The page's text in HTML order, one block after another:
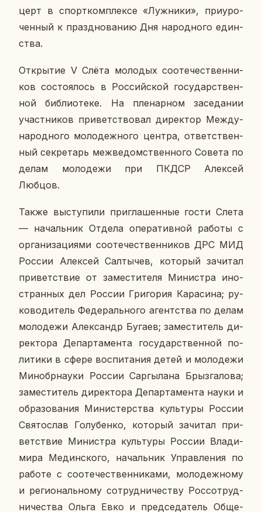
церт в спорт­ком­плек­се «Луж­ни­ки», при­уро­
чен­ный к празд­но­ва­нию Дня на­род­но­го един­
ства.
От­кры­тие V Слёта мо­ло­дых со­оте­че­ствен­ни­
ков со­сто­я­лось в Рос­сий­ской го­су­дар­ствен­
ной биб­лио­те­ке. На пле­нар­ном за­се­да­нии
участ­ни­ков при­вет­ство­вал ди­рек­тор Меж­ду­
на­род­но­го мо­ло­деж­но­го центра, от­вет­ствен­
ный сек­ре­тарь меж­ве­дом­ствен­но­го Совета по
делам мо­ло­де­жи при ПКДСР Алек­сей
Любцов.
Также вы­сту­пи­ли при­гла­шен­ные гости Слета
— на­чаль­ник Отдела опе­ра­тив­ной работы с
ор­га­ни­за­ци­я­ми со­оте­че­ствен­ни­ков ДРС МИД
России Алек­сей Сал­ты­чев, ко­то­рый за­чи­тал
при­вет­ствие от за­ме­сти­те­ля Ми­ни­стра ино­
стран­ных дел России Гри­го­рия Ка­ра­си­на; ру­
ко­во­ди­тель Фе­де­раль­но­го агент­ства по делам
мо­ло­де­жи Алек­сандр Бугаев; за­ме­сти­тель ди­
рек­то­ра Де­пар­та­мен­та го­су­дар­ствен­ной по­
ли­ти­ки в сфере вос­пи­та­ния детей и мо­ло­де­жи
Ми­но­бр­на­у­ки России Сар­гы­ла­на Брыз­га­ло­ва;
за­ме­сти­тель ди­рек­то­ра Де­пар­та­мен­та науки и
об­ра­зо­ва­ния Ми­ни­стер­ства куль­ту­ры России
Свя­то­слав Го­лу­бен­ко, ко­то­рый за­чи­тал при­
вет­ствие Ми­ни­стра куль­ту­ры России Вла­ди­
ми­ра Медин­ско­го, на­чаль­ник Управ­ле­ния по
работе с со­оте­че­ствен­ни­ка­ми, мо­ло­деж­но­му
и ре­ги­о­наль­но­му со­труд­ни­че­ству Рос­со­труд­
ни­че­ства Ольга Евко и пред­се­да­тель Об­ще­